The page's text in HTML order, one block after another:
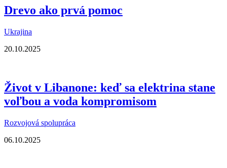
Drevo ako prvá pomoc
Ukrajina
20.10.2025
Život v Libanone: keď sa elektrina stane
voľbou a voda kompromisom
Rozvojová spolupráca
06.10.2025